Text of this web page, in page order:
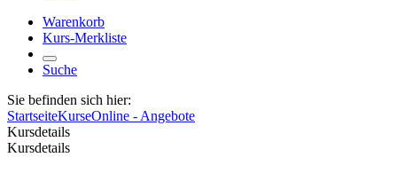
Warenkorb
Kurs-Merkliste
Suche
Sie befinden sich hier:
StartseiteKurseOnline - Angebote
Kursdetails
Kursdetails